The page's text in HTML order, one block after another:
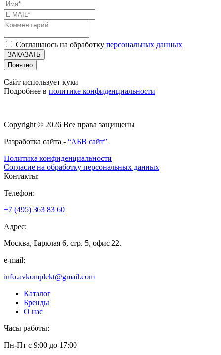
Соглашаюсь на обработку персональных данных
ЗАКАЗАТЬ
Понятно
Сайт использует куки
Подробнее в политике конфиденциальности
Copyright © 2026 Все права защищены
Разработка сайта - “АБВ сайт”
Политика конфиденциальности
Согласие на обработку персональных данных
Контакты:
Телефон:
+7 (495) 363 83 60
Адрес:
Москва, Барклая 6, стр. 5, офис 22.
e-mail:
info.avkomplekt@gmail.com
Каталог
Бренды
О нас
Часы работы:
Пн-Пт с 9:00 до 17:00